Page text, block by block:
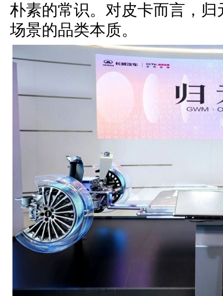
朴素的常识。对皮卡而言，
场景的品类本质。